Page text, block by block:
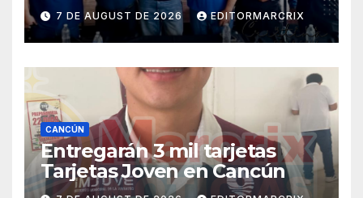
7 DE AUGUST DE 2026 EDITORMARCRIX
CANCÚN
Entregarán 3 mil tarjetas
Tarjetas Joven en Cancún